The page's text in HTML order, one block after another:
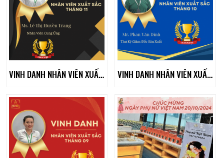
VINH DANH NHÂN VIÊN XUẤT SẮC THÁNG 11/2024 VINH DANH NHÂN VIÊN XUẤT SẮC THÁNG 10/2024